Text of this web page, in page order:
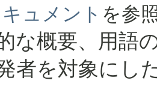
ュメント を参
な概要、用語
者を対象にし